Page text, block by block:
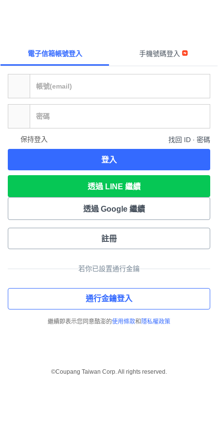
電子信箱帳號登入 手機號碼登入
保持登入 找回 ID ∙ 密碼
登入
透過 LINE 繼續
透過 Google 繼續
註冊
若你已設置通行金鑰
通行金鑰登入
繼續即表示您同意酷澎的使用條款和 隱私權政策
©Coupang Taiwan Corp. All rights reserved.